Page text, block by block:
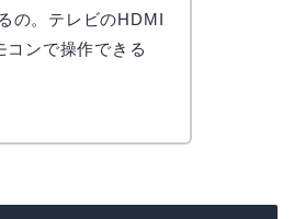
の。テレビのHDMI
コンで操作できる